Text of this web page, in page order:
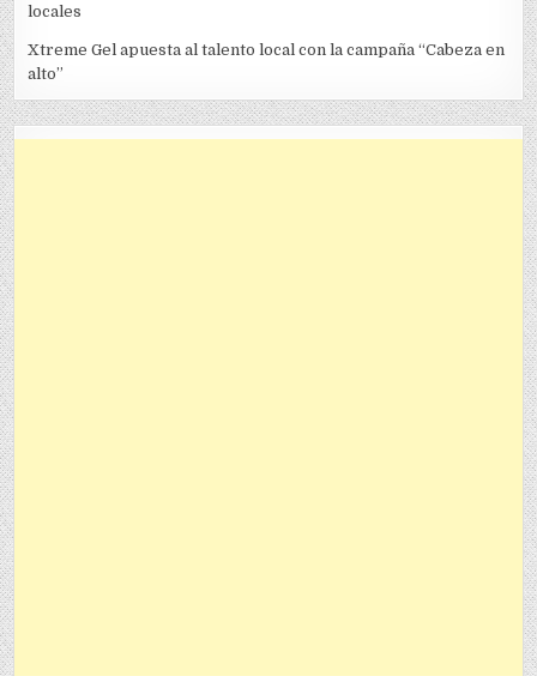
locales
Xtreme Gel apuesta al talento local con la campaña “Cabeza en
alto”